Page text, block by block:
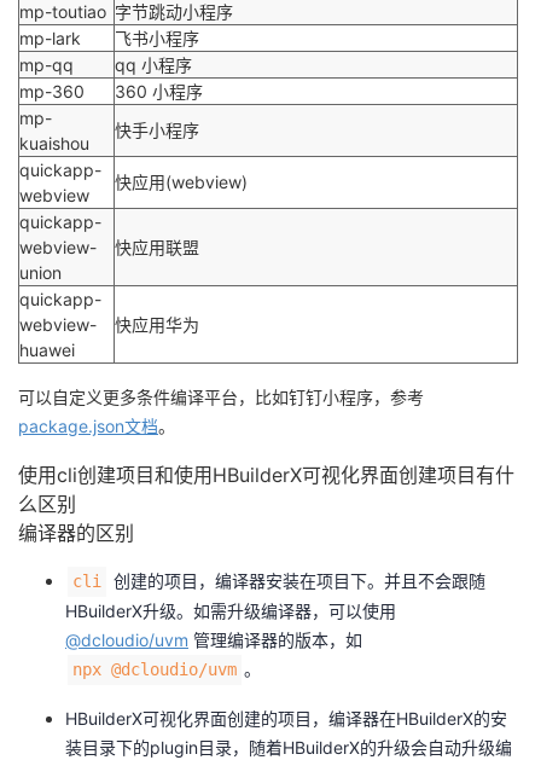
mp-toutiao 字节跳动小程序
mp-lark
飞书小程序
mp-qq
qq 小程序
mp-360
360 小程序
mp-
kuaishou
快手小程序
quickapp-
webview
快应用(webview)
quickapp-
webview-
union
快应用联盟
quickapp-
webview-
huawei
快应用华为
可以自定义更多条件编译平台，比如钉钉小程序，参考
package.json文档。
使用cli创建项目和使用HBuilderX可视化界面创建项目有什
么区别
编译器的区别
cli
创建的项目，编译器安装在项目下。并且不会跟随
HBuilderX升级。如需升级编译器，可以使用
@dcloudio/uvm 管理编译器的版本，如
npx @dcloudio/uvm 。
HBuilderX可视化界面创建的项目，编译器在HBuilderX的安
装目录下的plugin目录，随着HBuilderX的升级会自动升级编